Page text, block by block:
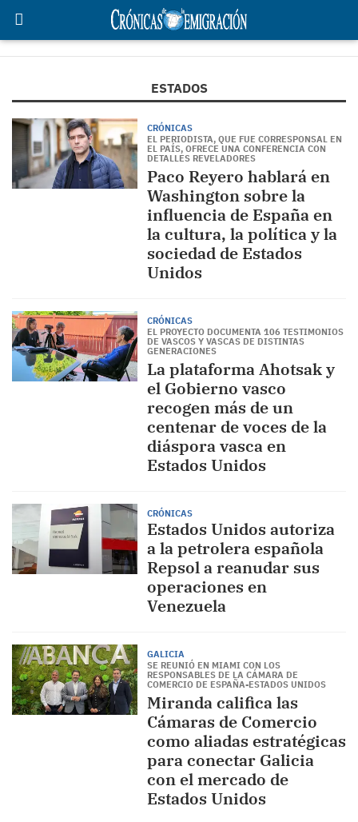
ESTADOS
CRÓNICAS
EL PERIODISTA, QUE FUE CORRESPONSAL EN
EL PAÍS, OFRECE UNA CONFERENCIA CON
DETALLES REVELADORES
Paco Reyero hablará en
Washington sobre la
influencia de España en
la cultura, la política y la
sociedad de Estados
Unidos
CRÓNICAS
EL PROYECTO DOCUMENTA 106 TESTIMONIOS
DE VASCOS Y VASCAS DE DISTINTAS
GENERACIONES
La plataforma Ahotsak y
el Gobierno vasco
recogen más de un
centenar de voces de la
diáspora vasca en
Estados Unidos
CRÓNICAS
Estados Unidos autoriza
a la petrolera española
Repsol a reanudar sus
operaciones en
Venezuela
GALICIA
SE REUNIÓ EN MIAMI CON LOS
RESPONSABLES DE LA CÁMARA DE
COMERCIO DE ESPAÑA-ESTADOS UNIDOS
Miranda califica las
Cámaras de Comercio
como aliadas estratégicas
para conectar Galicia
con el mercado de
Estados Unidos